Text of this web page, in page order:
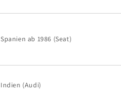
Spanien ab 1986 (Seat)
Indien (Audi)